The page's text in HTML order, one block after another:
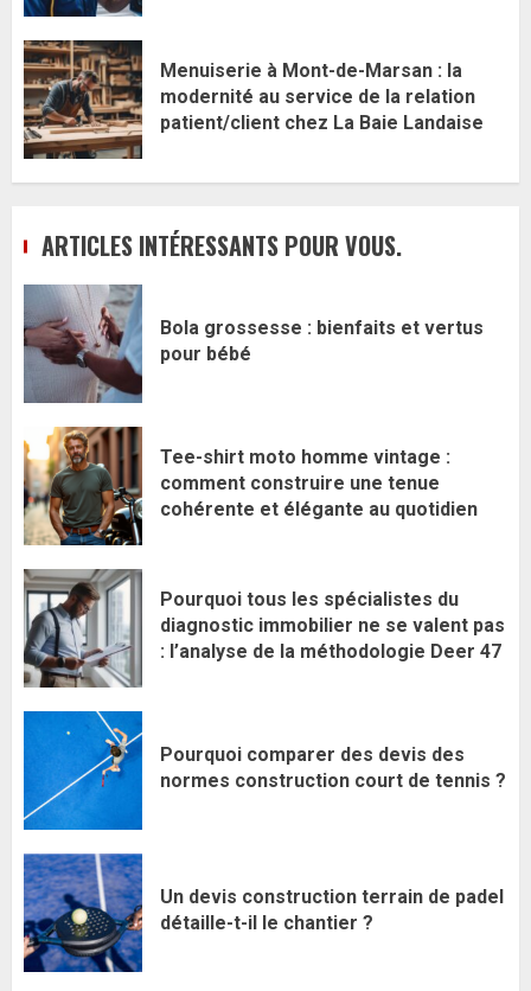
Menuiserie à Mont-de-Marsan : la
modernité au service de la relation
patient/client chez La Baie Landaise
ARTICLES INTÉRESSANTS POUR VOUS.
Bola grossesse : bienfaits et vertus
pour bébé
Tee-shirt moto homme vintage :
comment construire une tenue
cohérente et élégante au quotidien
Pourquoi tous les spécialistes du
diagnostic immobilier ne se valent pas
: l’analyse de la méthodologie Deer 47
Pourquoi comparer des devis des
normes construction court de tennis ?
Un devis construction terrain de padel
détaille-t-il le chantier ?